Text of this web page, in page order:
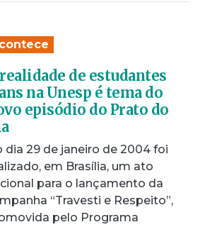
de estudantes
na Unesp é tema do
episódio do Prato do
dia 29 de janeiro de 2004 foi
em Brasília, um ato
para o lançamento da
“Travesti e Respeito”,
pelo Programa